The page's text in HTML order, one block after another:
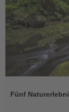
dieFünf